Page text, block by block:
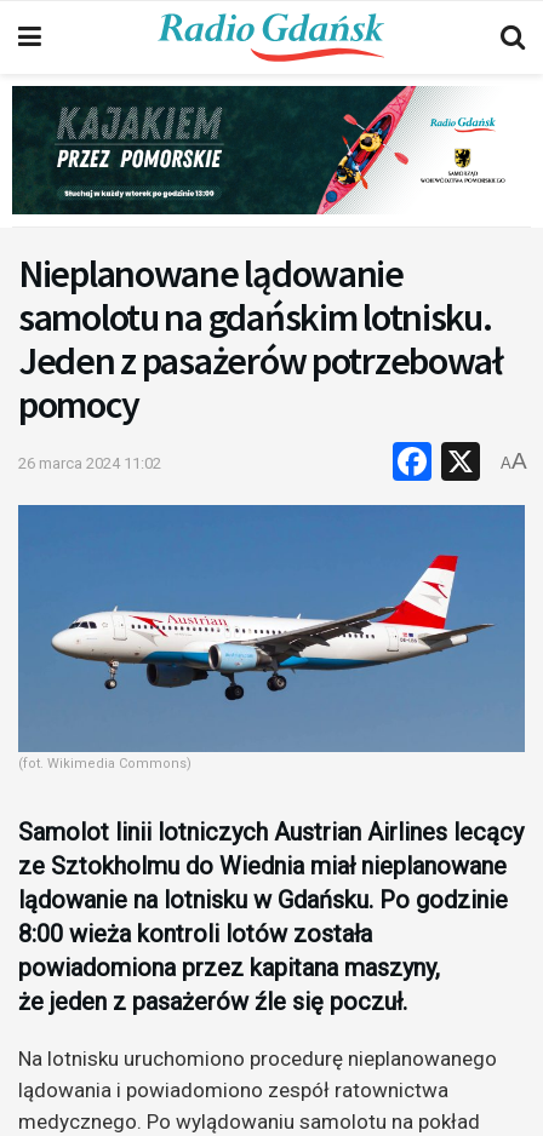
Nieplanowane lądowanie
samolotu na gdańskim lotnisku.
Jeden z pasażerów potrzebował
pomocy
26 marca 2024 11:02 X
AA
(fot. Wikimedia Commons)
Samolot linii lotniczych Austrian Airlines lecący
ze Sztokholmu do Wiednia miał nieplanowane
lądowanie na lotnisku w Gdańsku. Po godzinie
8:00 wieża kontroli lotów została
powiadomiona przez kapitana maszyny,
że jeden z pasażerów źle się poczuł.
Na lotnisku uruchomiono procedurę nieplanowanego
lądowania i powiadomiono zespół ratownictwa
medycznego. Po wylądowaniu samolotu na pokład